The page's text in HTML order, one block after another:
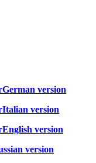
German version
Italian version
English version
version